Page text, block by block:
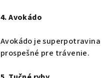
4. Avokádo
Avokádo je
prospešné pre trávenie.